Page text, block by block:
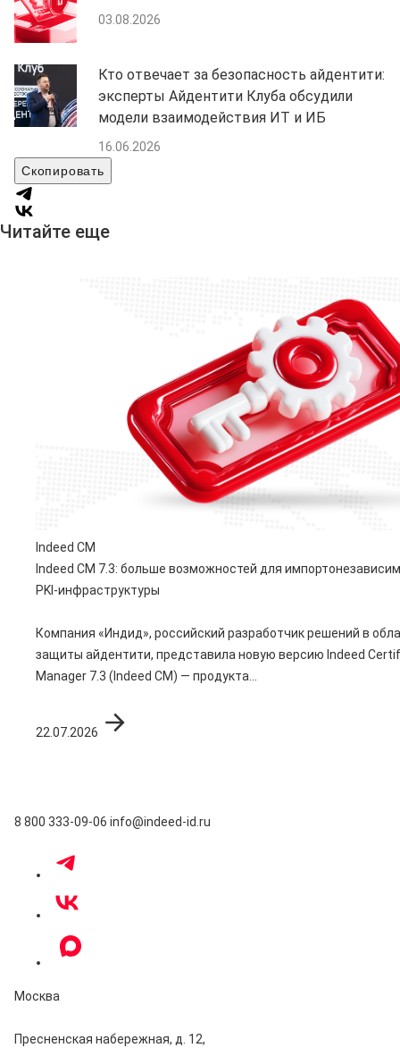
03.08.2026
Кто отвечает за безопасность айдентити:
эксперты Айдентити Клуба обсудили
модели взаимодействия ИТ и ИБ
16.06.2026
Скопировать
Читайте еще
Indeed CM
Indeed CM 7.3: больше возможностей для
PKI-инфраструктуры
Компания «Индид», российский разработчик решений в
защиты айдентити, представила новую версию Indeed
Manager 7.3 (Indeed CM) — продукта...
22.07.2026
8 800 333-09-06 info@indeed-id.ru
Москва
Пресненская набережная, д. 12,